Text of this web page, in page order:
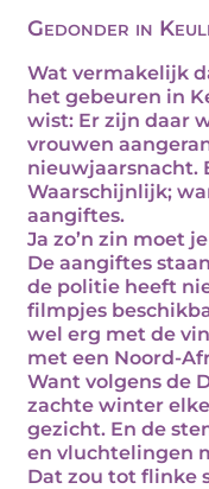
Gedonder in
Wat vermakelijk
het gebeuren in
wist: Er zijn daar
vrouwen
nieuwjaarsnacht.
Waarschijnlijk;
aangiftes.
Ja zo’n zin moet
De aangiftes
de politie heeft
filmpjes
wel erg met de
met een Noord-
Want volgens de
zachte winter
gezicht. En de
en vluchtelingen
Dat zou tot flinke